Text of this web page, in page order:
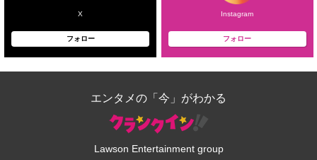
X
フォロー
Instagram
フォロー
エンタメの「今」がわかる
Lawson Entertainment group